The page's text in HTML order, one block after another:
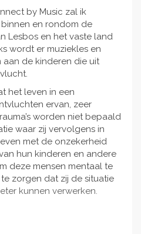
by Music zal ik
en rondom de
Lesbos en het vaste land
wordt er muziekles en
de kinderen die uit
het leven in een
ervan, zeer
worden niet bepaald
waar zij vervolgens in
met de onzekerheid
hun kinderen en andere
deze mensen mentaal te
zorgen dat zij de situatie
kunnen verwerken.